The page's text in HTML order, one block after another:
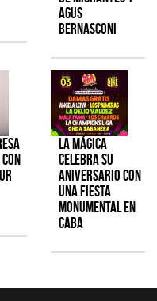
Agus
Bernasconi
La Mágica
celebra su
aniversario con
una fiesta
monumental en
CABA